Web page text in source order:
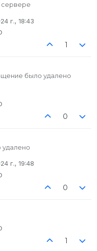
сервере
г., 18:43
1
было удалено
0
г., 19:48
0
1